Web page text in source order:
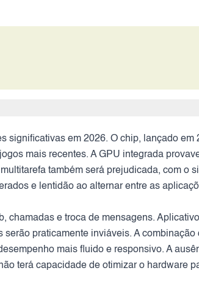
significativas em 2026. O chip, lançado em
mais recentes. A GPU integrada
também será prejudicada, com o
e lentidão ao alternar entre as
chamadas e troca de mensagens.
praticamente inviáveis. A
mais fluido e responsivo. A
terá capacidade de otimizar o hardware